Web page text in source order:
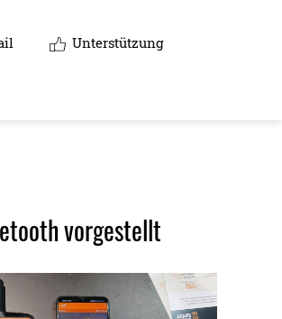
Unterstützung
vorgestellt